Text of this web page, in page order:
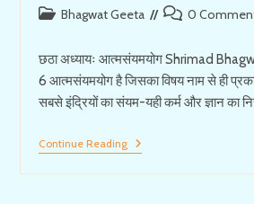
PostBhagwat Geeta
Post0
छठा अध्यायः आत्मसंयमयोग Shrimad
6 आत्मसंयमयोग है जिसका विषय नाम से ही
सबसे इंद्रियों का संयम-यही कर्म और ज्ञान का
Continue Readingछठा
अध्यायः
आत्मसंयमयोग-